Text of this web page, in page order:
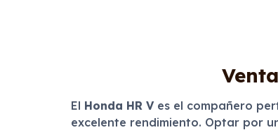
El Honda HR Ves el compañero
excelente rendimiento. Optar por